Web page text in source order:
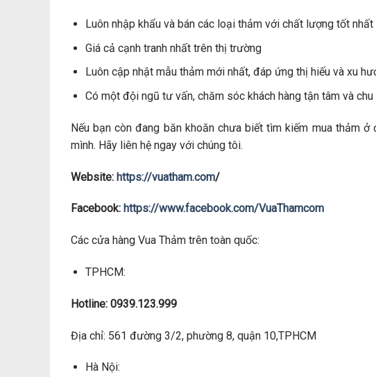
Luôn nhập khẩu và bán các loại thảm với chất lượng tốt nhất
Giá cả cạnh tranh nhất trên thị trường
Luôn cập nhật mẫu thảm mới nhất, đáp ứng thị hiếu và xu
Có một đội ngũ tư vấn, chăm sóc khách hàng tận tâm và chu
Nếu bạn còn đang băn khoăn chưa biết tìm kiếm mua thảm
mình. Hãy liên hệ ngay với chúng tôi.
Website: https://vuatham.com/
Facebook: https://www.facebook.com/VuaThamcom
Các cửa hàng Vua Thảm trên toàn quốc:
TPHCM:
Hotline: 0939.123.999
Địa chỉ: 561 đường 3/2, phường 8, quận 10,TPHCM
Hà Nội: